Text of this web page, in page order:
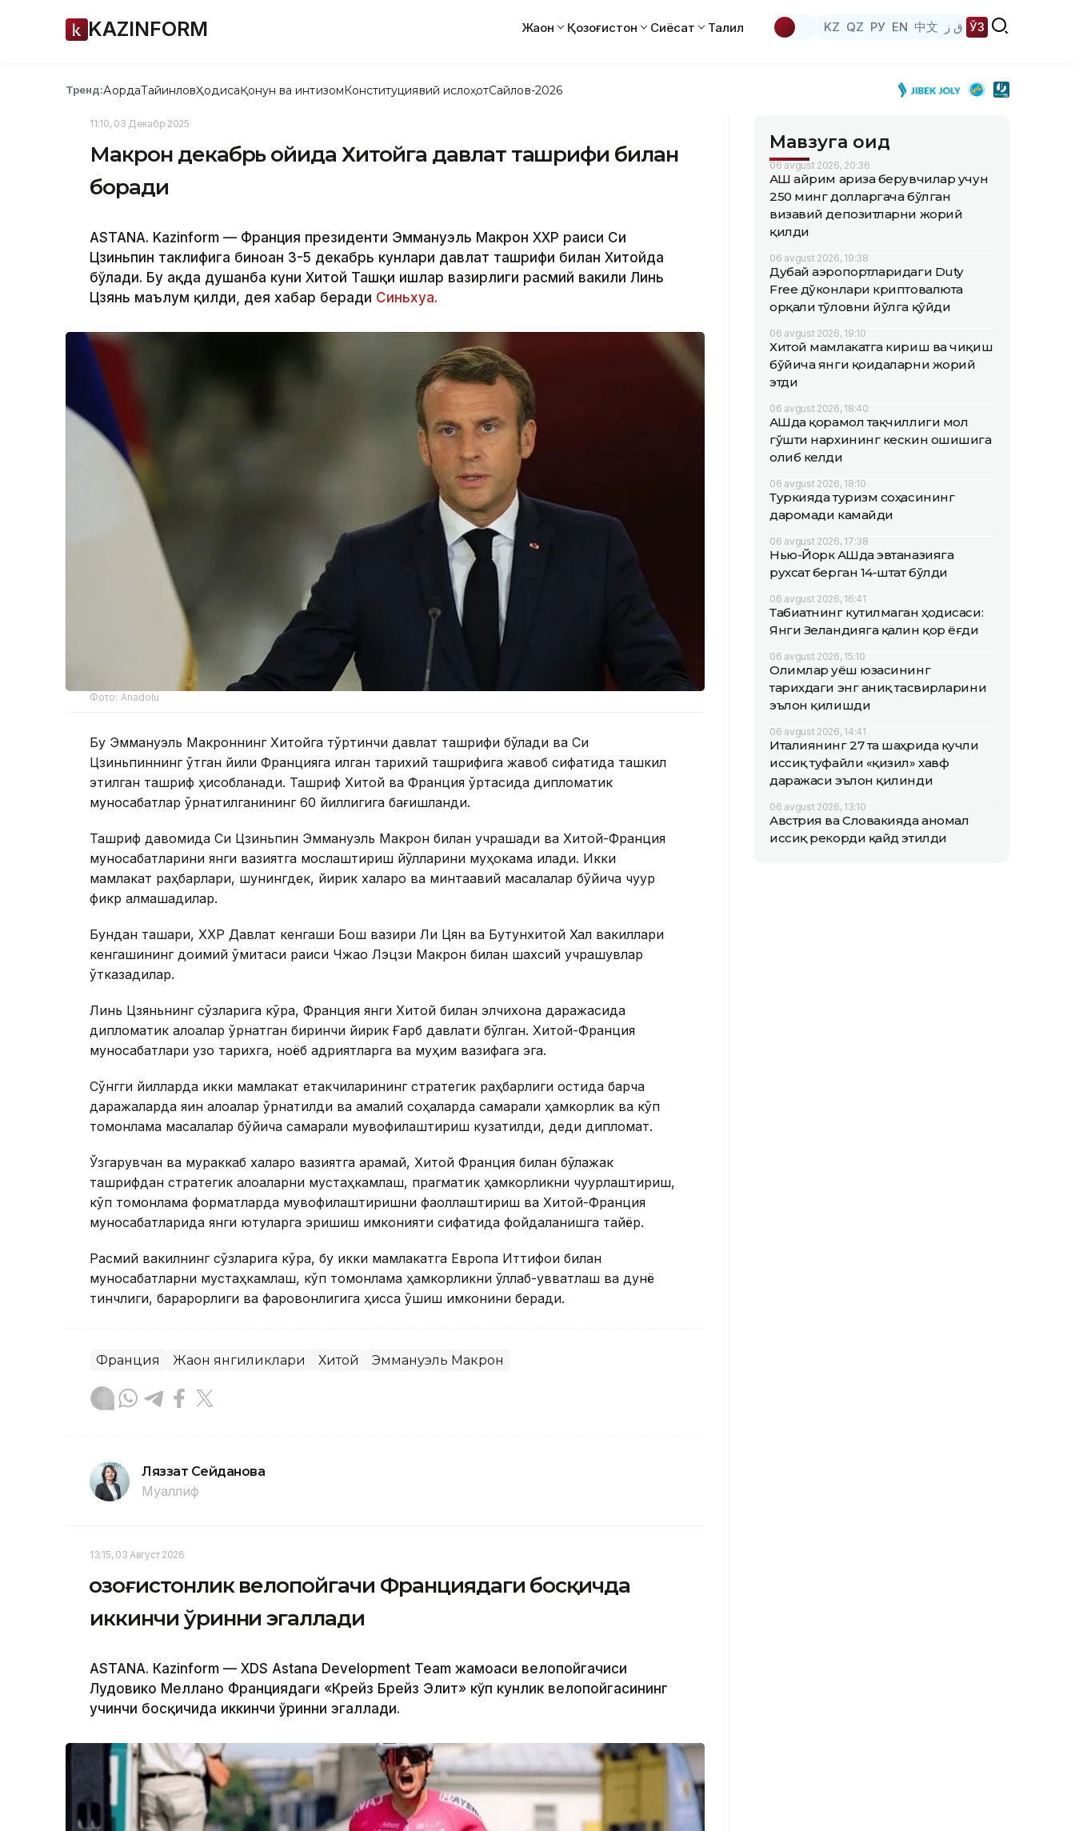
KAZINFORM Жаҳон Қозоғистон Сиёсат Таҳлил KZ QZ РУ EN 中文 ق ز ЎЗ
Тренд:АқордаТайинловҲодисаҚонун ва интизомКонституциявий ислоҳотСайлов-2026
11:10, 03 Декабр 2025
Макрон декабрь ойида Хитойга давлат ташрифи билан
боради
ASTANA. Kazinform — Франция президенти Эммануэль Макрон ХХР раиси Си
Цзиньпин таклифига биноан 3-5 декабрь кунлари давлат ташрифи билан Хитойда
бўлади. Бу ҳақда душанба куни Хитой Ташқи ишлар вазирлиги расмий вакили Линь
Цзянь маълум қилди, дея хабар беради Синьхуа.
Фото: Anadolu
Бу Эммануэль Макроннинг Хитойга тўртинчи давлат ташрифи бўлади ва Си
Цзиньпиннинг ўтган йили Францияга қилган тарихий ташрифига жавоб сифатида ташкил
этилган ташриф ҳисобланади. Ташриф Хитой ва Франция ўртасида дипломатик
муносабатлар ўрнатилганининг 60 йиллигига бағишланди.
Ташриф давомида Си Цзиньпин Эммануэль Макрон билан учрашади ва Хитой-Франция
муносабатларини янги вазиятга мослаштириш йўлларини муҳокама қилади. Икки
мамлакат раҳбарлари, шунингдек, йирик халқаро ва минтақавий масалалар бўйича чуқур
фикр алмашадилар.
Бундан ташқари, ХХР Давлат кенгаши Бош вазири Ли Цян ва Бутунхитой Халқ вакиллари
кенгашининг доимий қўмитаси раиси Чжао Лэцзи Макрон билан шахсий учрашувлар
ўтказадилар.
Линь Цзяньнинг сўзларига кўра, Франция янги Хитой билан элчихона даражасида
дипломатик алоқалар ўрнатган биринчи йирик Ғарб давлати бўлган. Хитой-Франция
муносабатлари узоқ тарихга, ноёб қадриятларга ва муҳим вазифага эга.
Сўнгги йилларда икки мамлакат етакчиларининг стратегик раҳбарлиги остида барча
даражаларда яқин алоқалар ўрнатилди ва амалий соҳаларда самарали ҳамкорлик ва кўп
томонлама масалалар бўйича самарали мувофиқлаштириш кузатилди, деди дипломат.
Ўзгарувчан ва мураккаб халқаро вазиятга қарамай, Хитой Франция билан бўлажак
ташрифдан стратегик алоқаларни мустаҳкамлаш, прагматик ҳамкорликни чуқурлаштириш,
кўп томонлама форматларда мувофиқлаштиришни фаоллаштириш ва Хитой-Франция
муносабатларида янги ютуқларга эришиш имконияти сифатида фойдаланишга тайёр.
Расмий вакилнинг сўзларига кўра, бу икки мамлакатга Европа Иттифоқи билан
муносабатларни мустаҳкамлаш, кўп томонлама ҳамкорликни қўллаб-қувватлаш ва дунё
тинчлиги, барқарорлиги ва фаровонлигига ҳисса қўшиш имконини беради.
Франция Жаҳон янгиликлари Хитой Эммануэль Макрон
Ляззат Сейданова
Муаллиф
13:15, 03 Август 2026
Қозоғистонлик велопойгачи Франциядаги босқичда
иккинчи ўринни эгаллади
ASTANА. Кazinform — XDS Astana Development Team жамоаси велопойгачиси
Лудовико Меллано Франциядаги «Крейз Брейз Элит» кўп кунлик велопойгасининг
учинчи босқичида иккинчи ўринни эгаллади.
Мавзуга оид
06 avgust 2026, 20:36
АҚШ айрим ариза берувчилар учун
250 минг долларгача бўлган
визавий депозитларни жорий
қилди
06 avgust 2026, 19:38
Дубай аэропортларидаги Duty
Free дўконлари криптовалюта
орқали тўловни йўлга қўйди
06 avgust 2026, 19:10
Хитой мамлакатга кириш ва чиқиш
бўйича янги қоидаларни жорий
этди
06 avgust 2026, 18:40
АҚШда қорамол тақчиллиги мол
гўшти нархининг кескин ошишига
олиб келди
06 avgust 2026, 18:10
Туркияда туризм соҳасининг
даромади камайди
06 avgust 2026, 17:38
Нью-Йорк АҚШда эвтаназияга
рухсат берган 14-штат бўлди
06 avgust 2026, 16:41
Табиатнинг кутилмаган ҳодисаси:
Янги Зеландияга қалин қор ёғди
06 avgust 2026, 15:10
Олимлар Қуёш юзасининг
тарихдаги энг аниқ тасвирларини
эълон қилишди
06 avgust 2026, 14:41
Италиянинг 27 та шаҳрида кучли
иссиқ туфайли «қизил» хавф
даражаси эълон қилинди
06 avgust 2026, 13:10
Австрия ва Словакияда аномал
иссиқ рекорди қайд этилди